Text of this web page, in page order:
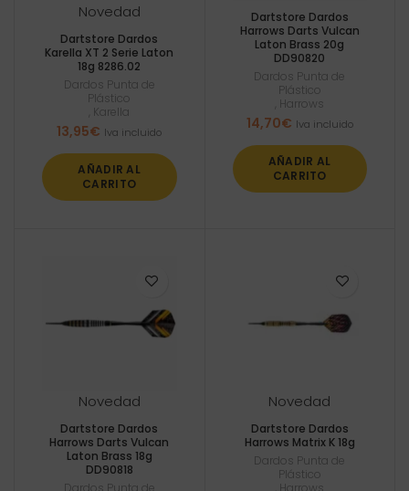
Novedad
Dartstore Dardos
Karella XT 2 Serie Laton
18g 8286.02
Dardos Punta de
Plástico
Karella
13,95€ Iva incluido
AÑADIR AL
CARRITO
Dartstore Dardos
Harrows Darts Vulcan
Laton Brass 20g
DD90820
Dardos Punta de
Plástico
Harrows
14,70€ Iva incluido
AÑADIR AL
CARRITO
Novedad
Dartstore Dardos
Harrows Darts Vulcan
Laton Brass 18g
DD90818
Dardos Punta de
Novedad
Dartstore Dardos
Harrows Matrix K 18g
Dardos Punta de
Plástico
Harrows